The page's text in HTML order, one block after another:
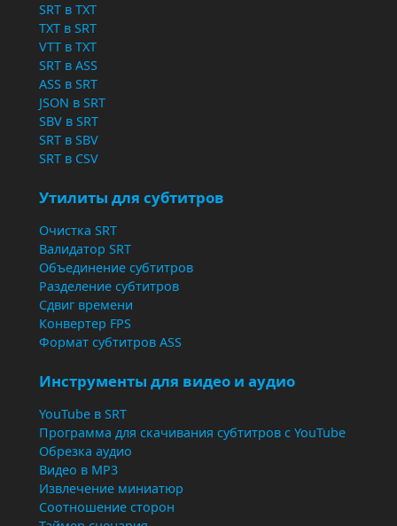
SRT в TXT
TXT в SRT
VTT в TXT
SRT в ASS
ASS в SRT
JSON в SRT
SBV в SRT
SRT в SBV
SRT в CSV
Утилиты для субтитров
Очистка SRT
Валидатор SRT
Объединение субтитров
Разделение субтитров
Сдвиг времени
Конвертер FPS
Формат субтитров ASS
Инструменты для видео и аудио
YouTube в SRT
Программа для скачивания субтитров с YouTube
Обрезка аудио
Видео в MP3
Извлечение миниатюр
Соотношение сторон